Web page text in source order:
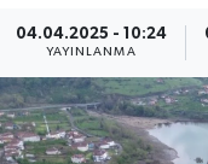
04.04.2025 - 10:24
YAYINLANMA